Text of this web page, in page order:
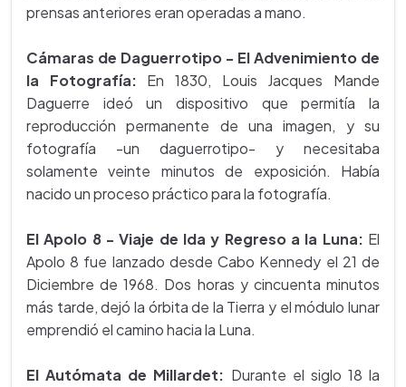
prensas anteriores eran operadas a mano.
Cámaras de Daguerrotipo - El Advenimiento de
la Fotografía: En 1830, Louis Jacques Mande
Daguerre ideó un dispositivo que permitía la
reproducción permanente de una imagen, y su
fotografía -un daguerrotipo- y necesitaba
solamente veinte minutos de exposición. Había
nacido un proceso práctico para la fotografía.
El Apolo 8 - Viaje de Ida y Regreso a la Luna: El
Apolo 8 fue lanzado desde Cabo Kennedy el 21 de
Diciembre de 1968. Dos horas y cincuenta minutos
más tarde, dejó la órbita de la Tierra y el módulo lunar
emprendió el camino hacia la Luna.
El Autómata de Millardet: Durante el siglo 18 la